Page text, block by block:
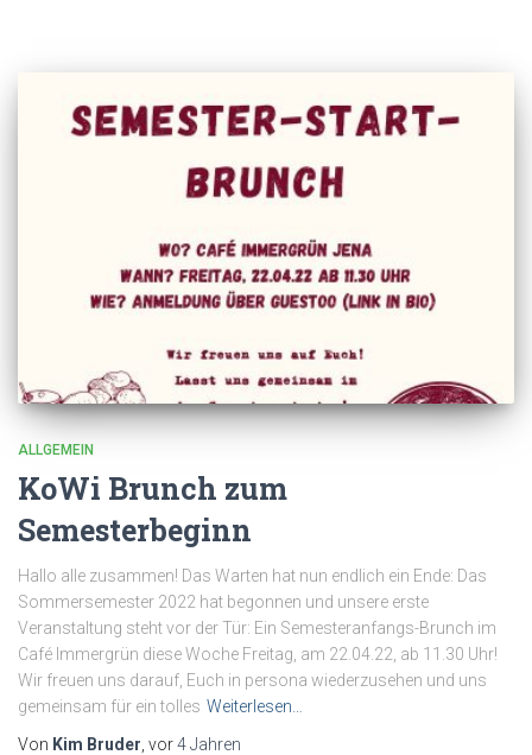
ALLGEMEIN
KoWi Brunch zum
Semesterbeginn
Hallo alle zusammen! Das Warten hat nun endlich ein Ende: Das
Sommersemester 2022 hat begonnen und unsere erste
Veranstaltung steht vor der Tür: Ein Semesteranfangs-Brunch im
Café Immergrün diese Woche Freitag, am 22.04.22, ab 11.30 Uhr!
Wir freuen uns darauf, Euch in persona wiederzusehen und uns
gemeinsam für ein tolles Weiterlesen…
Von Kim Bruder , vor4 Jahren